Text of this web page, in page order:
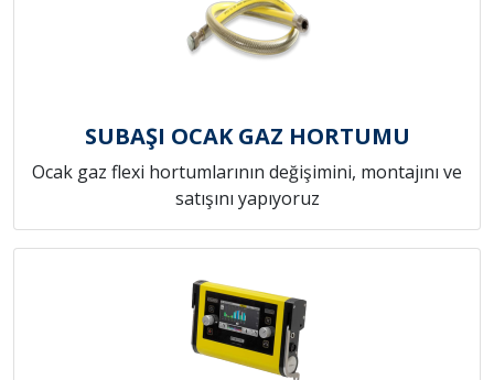
SUBAŞI OCAK GAZ HORTUMU
Ocak gaz flexi hortumlarının değişimini, montajını ve
satışını yapıyoruz